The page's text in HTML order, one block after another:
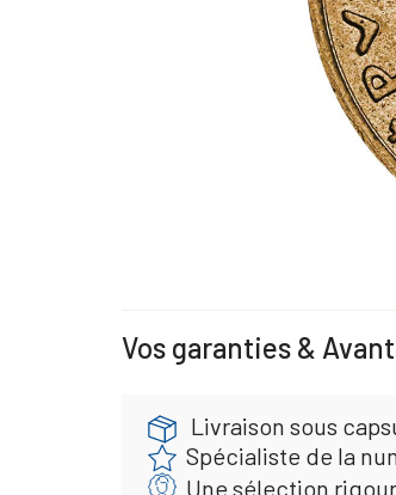
Vos garanties &
Livraison sous
Spécialiste de la
Une sélection